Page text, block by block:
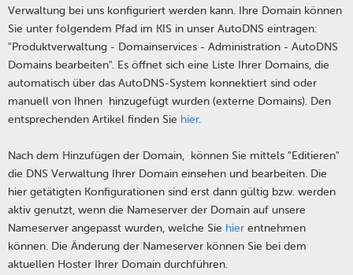
Verwaltung bei uns konfiguriert werden kann. Ihre Domain können
Sie unter folgendem Pfad im KIS in unser AutoDNS eintragen:
"Produktverwaltung - Domainservices - Administration - AutoDNS
Domains bearbeiten". Es öffnet sich eine Liste Ihrer Domains, die
automatisch über das AutoDNS-System konnektiert sind oder
manuell von Ihnen hinzugefügt wurden (externe Domains). Den
entsprechenden Artikel finden Sie hier.
Nach dem Hinzufügen der Domain, können Sie mittels "Editieren"
die DNS Verwaltung Ihrer Domain einsehen und bearbeiten. Die
hier getätigten Konfigurationen sind erst dann gültig bzw. werden
aktiv genutzt, wenn die Nameserver der Domain auf unsere
Nameserver angepasst wurden, welche Sie hier entnehmen
können. Die Änderung der Nameserver können Sie bei dem
aktuellen Hoster Ihrer Domain durchführen.